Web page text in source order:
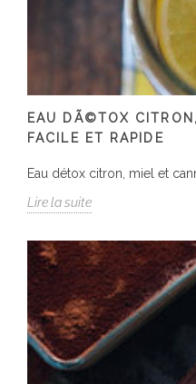
EAU DÃ©TOX
FACILE ET RAPIDE
Eau détox citron, miel et
Lire la suite